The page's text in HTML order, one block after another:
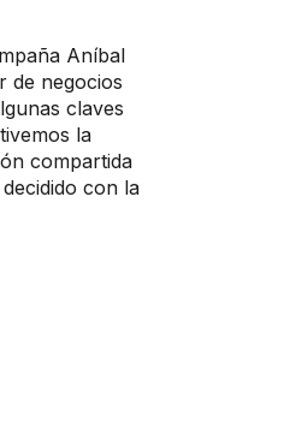
Aníbal
de negocios
claves
la
compartida
con la